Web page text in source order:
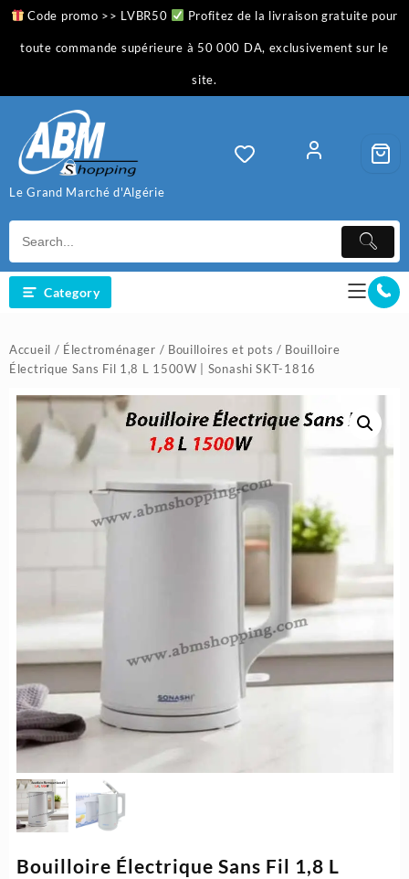
Skip
content
Code promo >> LVBR50 Profitez de la livraison gratuite pour
toute commande supérieure à 50 000 DA, exclusivement sur le
site.
Le Grand Marché d'Algérie
Category
Accueil / Électroménager / Bouilloires et pots / Bouilloire
Électrique Sans Fil 1,8 L 1500W | Sonashi SKT-1816
Bouilloire Électrique Sans Fil 1,8 L